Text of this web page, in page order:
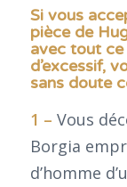
Si vous
pièce de
avec tout ce
d’excessif,
sans doute
1 – Vous
Borgia
d’homme